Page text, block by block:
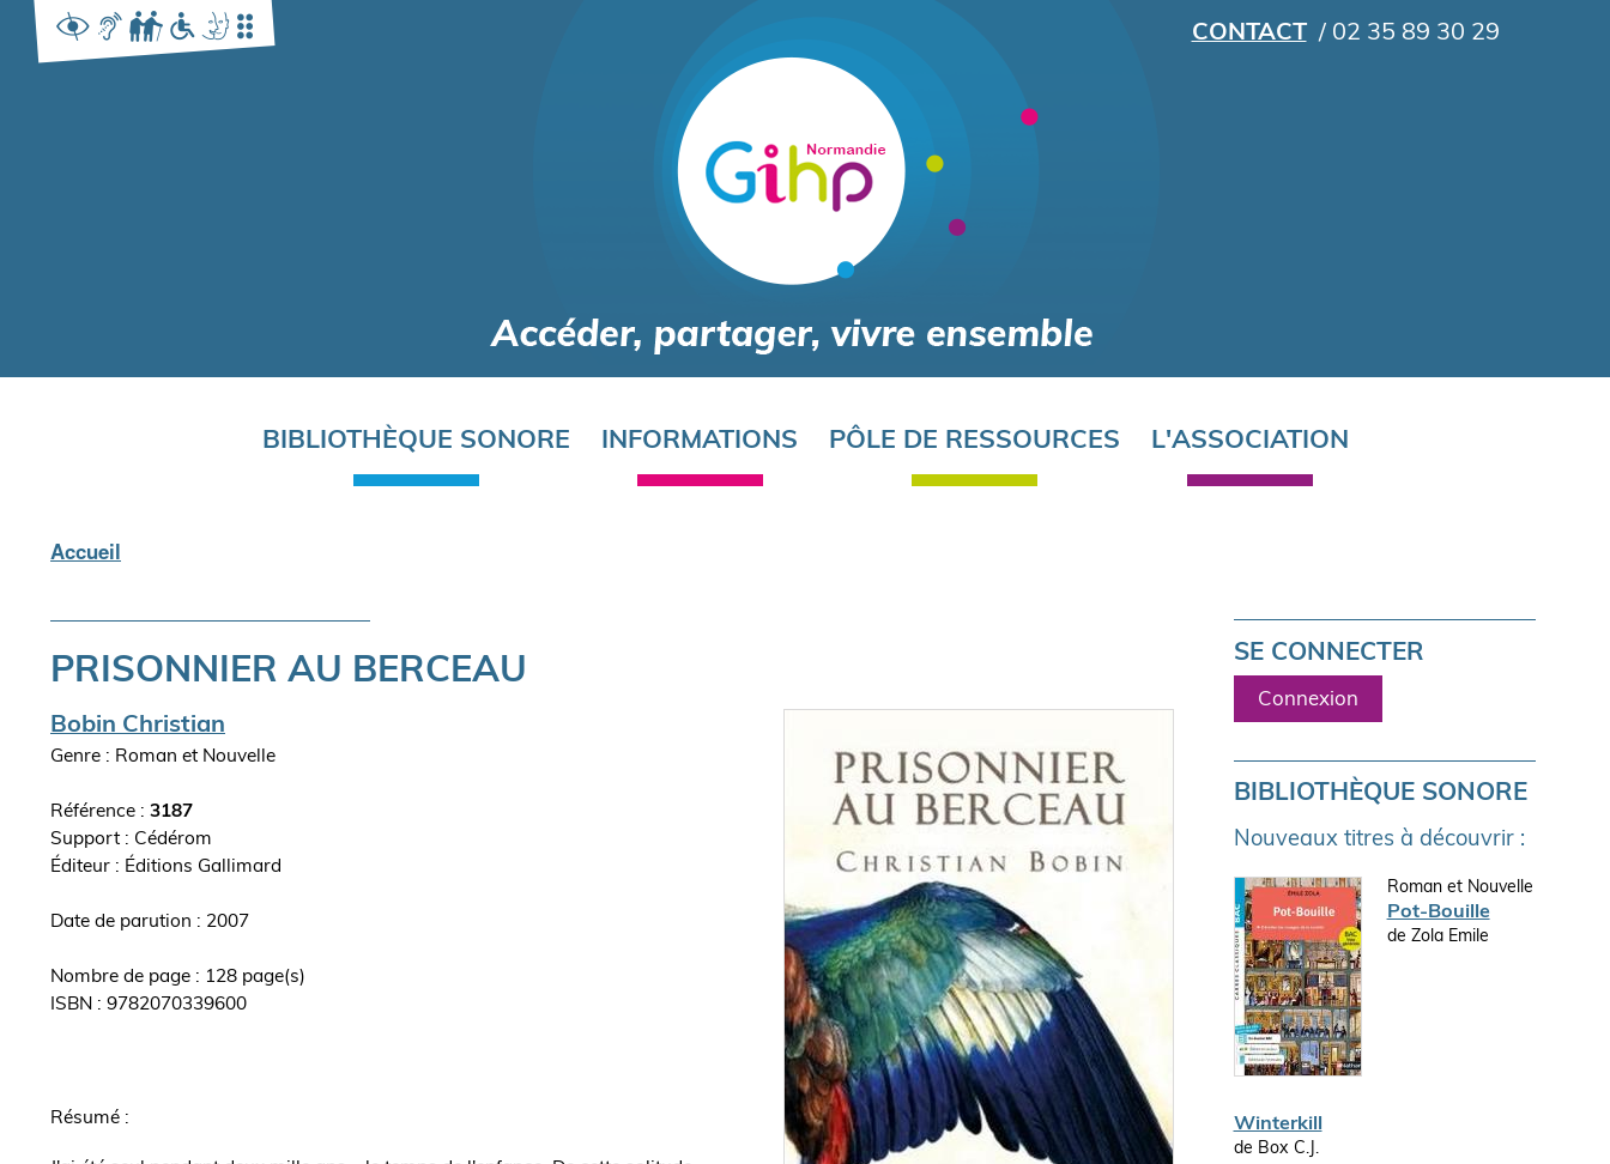
contenu
principal
CONTACT/ 02 35 89 30 29
BIBLIOTHÈQUE SONORE INFORMATIONS PÔLE DE RESSOURCES L'ASSOCIATION
Accueil
PRISONNIER AU BERCEAU
Auteur(s)
Bobin Christian
Genre : Roman et Nouvelle
Référence : 3187
Support : Cédérom
Editeur
Éditions Gallimard
Date de parution : 2007
Nombre de page : 128 page(s)
ISBN : 9782070339600
l'ouvrage
Résumé :
SE CONNECTER
Connexion
BIBLIOTHÈQUE SONORE
Nouveaux titres à découvrir :
Roman et Nouvelle
Pot-Bouille
de Zola Emile
Winterkill
de Box C.J.